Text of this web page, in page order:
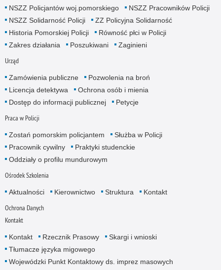
NSZZ Policjantów woj.pomorskiego
NSZZ Pracowników Policji
NSZZ Solidarność Policji
ZZ Policyjna Solidarność
Historia Pomorskiej Policji
Równość płci w Policji
Zakres działania
Poszukiwani Zaginieni
Urząd
Zamówienia publiczne
Pozwolenia na broń
Licencja detektywa
Ochrona osób i mienia
Dostęp do informacji publicznej
Petycje
Praca w Policji
Zostań pomorskim policjantem
Służba w Policji
Pracownik cywilny
Praktyki studenckie
Oddziały o profilu mundurowym
Ośrodek Szkolenia
Aktualności Kierownictwo Struktura Kontakt
Ochrona Danych
Kontakt
Kontakt Rzecznik Prasowy
Skargi i wnioski
Tłumacze języka migowego
Wojewódzki Punkt Kontaktowy ds. imprez masowych